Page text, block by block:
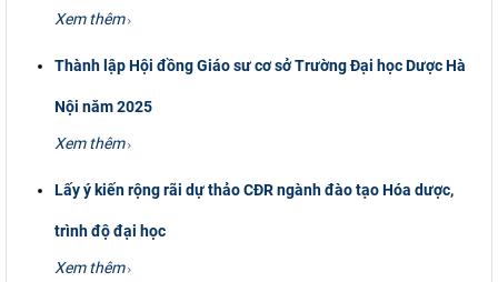
Xem thêm
Thành lập Hội đồng Giáo sư cơ sở Trường Đại học Dược Hà
Nội năm 2025
Xem thêm
Lấy ý kiến rộng rãi dự thảo CĐR ngành đào tạo Hóa dược,
trình độ đại học
Xem thêm